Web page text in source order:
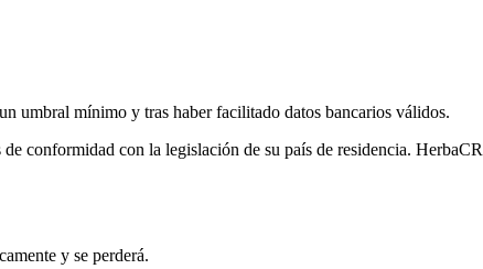
umbral mínimo y tras haber facilitado datos bancarios válidos.
conformidad con la legislación de su país de residencia.
y se perderá.